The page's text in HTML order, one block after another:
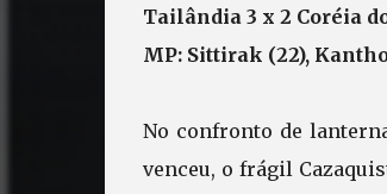
Tailândia 3 x 2 Coréia do
MP: Sittirak (22),
No confronto de
venceu, o frágil